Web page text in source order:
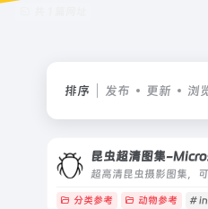
排序 发布 更新 浏
昆虫超清图集-
分类参考 动物参考 #